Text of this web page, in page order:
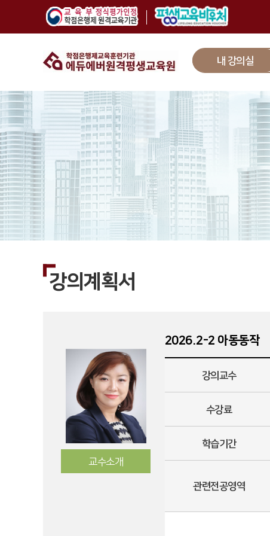
내 강의실
강의계획서
교수소개
2026.2-2 아동동작
강의교수
수강료
학습기간
관련전공영역